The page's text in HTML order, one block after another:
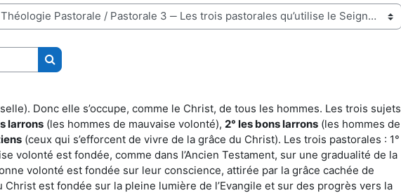
Rechercher des cours
Donc elle s’occupe, comme le Christ, de tous les hommes. Les trois sujets
larrons (les hommes de mauvaise volonté), 2° les bons larrons (les hommes de
(ceux qui s’efforcent de vivre de la grâce du Christ). Les trois pastorales : 1°
volonté est fondée, comme dans l’Ancien Testament, sur une gradualité de la
volonté est fondée sur leur conscience, attirée par la grâce cachée de
Christ est fondée sur la pleine lumière de l’Evangile et sur des progrès vers la